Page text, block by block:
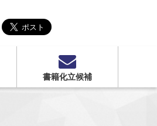
書籍化立候補